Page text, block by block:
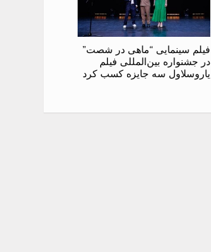
فیلم سینمایی “ماهی در شصت”
در جشنواره بین‌المللی فیلم
یاروسلاول سه جایزه کسب کرد